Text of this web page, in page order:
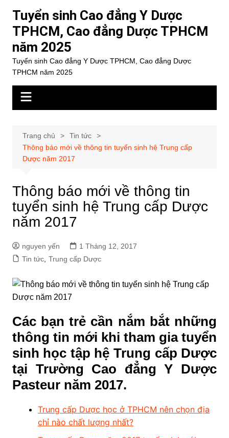
dung
Tuyển sinh Cao đẳng Y Dược
TPHCM, Cao đẳng Dược TPHCM
năm 2025
Tuyển sinh Cao đẳng Y Dược TPHCM, Cao đẳng Dược
TPHCM năm 2025
Trang chủ
Tin tức
Thông báo mới về thông tin tuyển sinh hệ Trung cấp
Dược năm 2017
Thông báo mới về thông tin
tuyển sinh hệ Trung cấp Dược
năm 2017
nguyen yến
1 Tháng 12, 2017
Tin tức, Trung cấp Dược
Các bạn trẻ cần nắm bắt những
thông tin mới khi tham gia tuyển
sinh học tập hệ Trung cấp Dược
tại Trường Cao đẳng Y Dược
Pasteur năm 2017.
Trung cấp Dược học ở TPHCM nên chọn địa
chỉ nào chất lượng nhất?